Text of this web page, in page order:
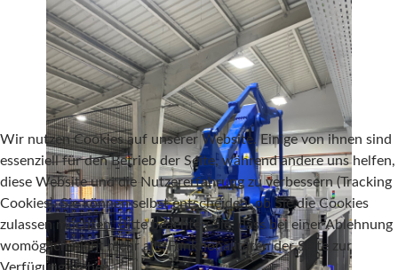
Wir nutzen Cookies auf unserer Website. Einige von ihnen sind
essenziell für den Betrieb der Seite, während andere uns helfen,
diese Website und die Nutzererfahrung zu verbessern (Tracking
Cookies). Sie können selbst entscheiden, ob Sie die Cookies
zulassen möchten. Bitte beachten Sie, dass bei einer Ablehnung
womöglich nicht mehr alle Funktionalitäten der Seite zur
Verfügung stehen.